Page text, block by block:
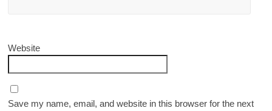
Website
Save my name, email, and website in this browser for the next